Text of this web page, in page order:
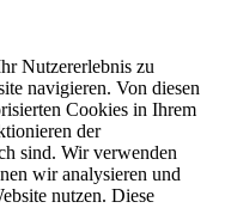
Nutzererlebnis zu
navigieren. Von diesen
Cookies in Ihrem
der
sind. Wir verwenden
wir analysieren und
nutzen. Diese